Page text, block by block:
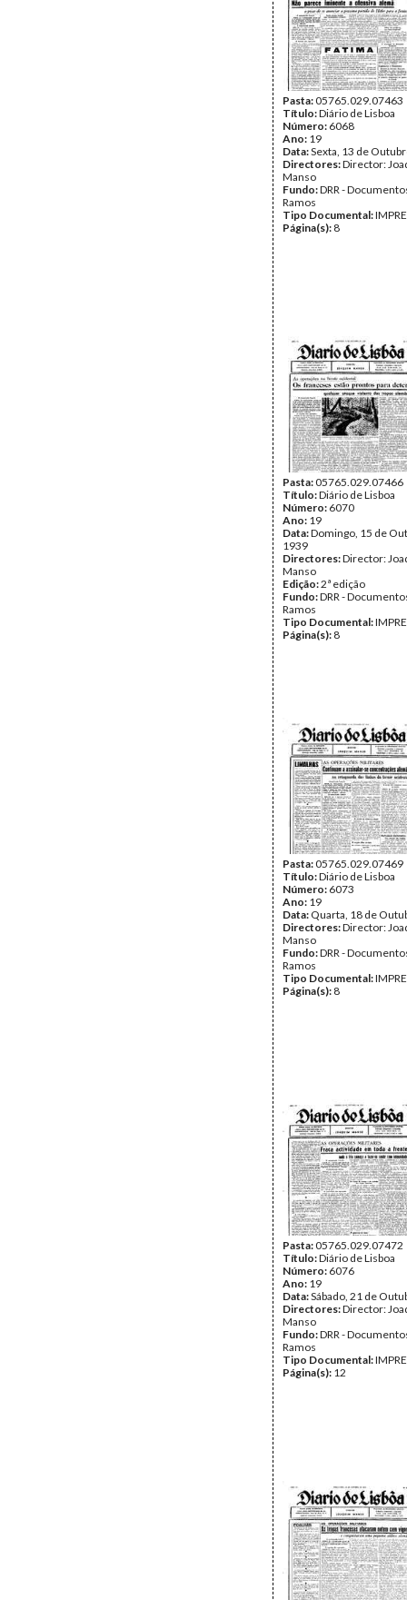
Pasta:05765.029.07463
Título:Diário de Lisboa
Número: 6068
Ano: 19
Data:Sexta, 13 de
Directores:Director:
Manso
Fundo:DRR -
Ramos
Tipo Documental:
Página(s): 8
Pasta:05765.029.07466
Título:Diário de Lisboa
Número: 6070
Ano: 19
Data:Domingo, 15 de
1939
Directores:Director:
Manso
Edição:2ª edição
Fundo:DRR -
Ramos
Tipo Documental:
Página(s): 8
Pasta:05765.029.07469
Título:Diário de Lisboa
Número: 6073
Ano: 19
Data: Quarta, 18 de
Directores:Director:
Manso
Fundo:DRR -
Ramos
Tipo Documental:
Página(s): 8
Pasta:05765.029.07472
Título:Diário de Lisboa
Número: 6076
Ano: 19
Data:Sábado, 21 de
Directores:Director:
Manso
Fundo:DRR -
Ramos
Tipo Documental:
Página(s): 12